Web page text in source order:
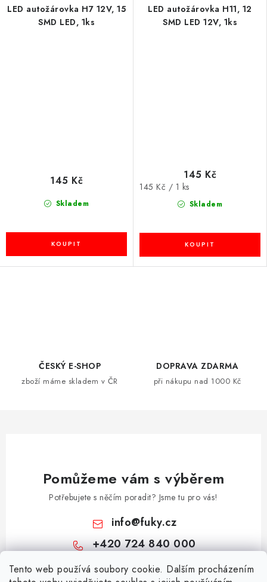
Tento web používá soubory cookie. Dalším procházením
LED autožárovka H7 12V, 15
SMD LED, 1ks
Skladem
145 Kč
LED autožárovka H11, 12
SMD LED 12V, 1ks
Skladem
145 Kč
Měrná
145 Kč / 1 ks
i
s
ČESKÝ E-SHOP
zboží máme skladem v ČR
DOPRAVA ZDARMA
při nákupu nad 1000 Kč
Pomůžeme vám s výběrem
Potřebujete s něčím poradit? Jsme tu pro vás!
info@fuky.cz
+420 724 840 000